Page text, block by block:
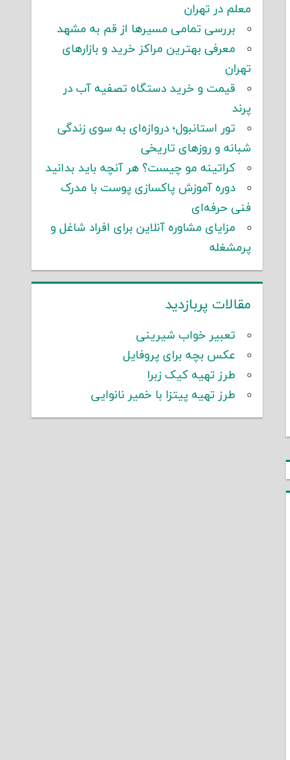
معلم در تهران
بررسی تمامی مسیرها از قم به مشهد
معرفی بهترین مراکز خرید و بازارهای
تهران
قیمت و خرید دستگاه تصفیه آب در
پرند
تور استانبول؛ دروازه‌ای به سوی زندگی
شبانه و روزهای تاریخی
کراتینه مو چیست؟ هر آنچه باید بدانید
دوره آموزش پاکسازی پوست با مدرک
فنی حرفه‌ای
مزایای مشاوره آنلاین برای افراد شاغل و
پرمشغله
مقالات پربازدید
تعبیر خواب شیرینی
عکس بچه برای پروفایل
طرز تهیه کیک زبرا
طرز تهیه پیتزا با خمیر نانوایی